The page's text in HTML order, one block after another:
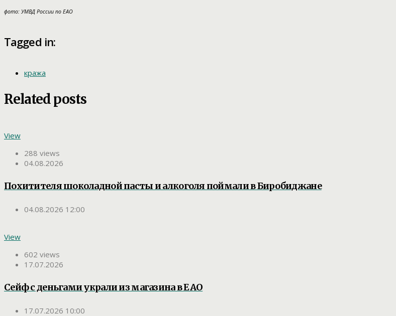
фото: УМВД России по ЕАО
Tagged in:
кража
Related posts
View
288 views
04.08.2026
Похитителя шоколадной пасты и алкоголя поймали в Биробиджане
04.08.2026 12:00
View
602 views
17.07.2026
Сейф с деньгами украли из магазина в ЕАО
17.07.2026 10:00